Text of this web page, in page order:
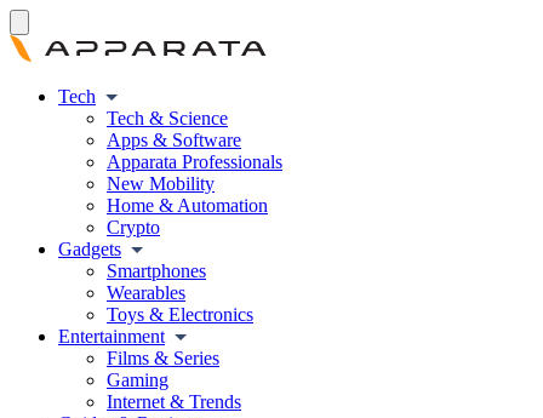
Tech
Tech & Science
Apps & Software
Apparata Professionals
New Mobility
Home & Automation
Crypto
Gadgets
Smartphones
Wearables
Toys & Electronics
Entertainment
Films & Series
Gaming
Internet & Trends